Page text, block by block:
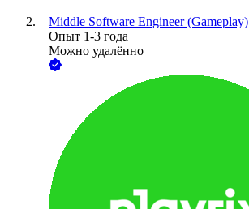
Middle Software Engineer (Gameplay)
Опыт 1-3 года
Можно удалённо